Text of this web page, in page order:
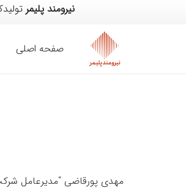
نیرومند پلیمر
صفحه اصلی
مهدی پورقاضی “مدیرعامل شرکت